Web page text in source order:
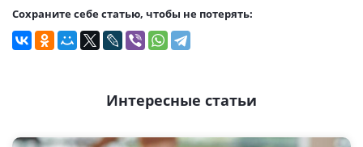
Cохраните себе статью, чтобы не потерять:
Интересные статьи